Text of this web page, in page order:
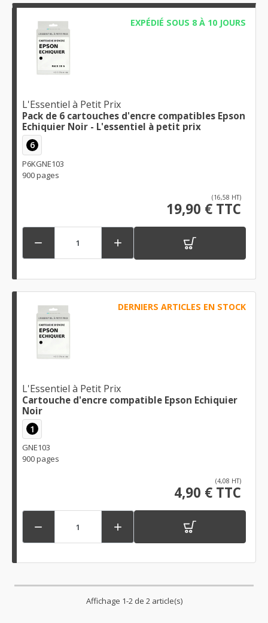
EXPÉDIÉ SOUS 8 À 10 JOURS
L'Essentiel à Petit Prix
Pack de 6 cartouches d'encre compatibles Epson
Echiquier Noir - L'essentiel à petit prix
6
P6KGNE103
900 pages
(16,58 HT)
19,90 € TTC
 
DERNIERS ARTICLES EN STOCK
L'Essentiel à Petit Prix
Cartouche d'encre compatible Epson Echiquier
Noir
1
GNE103
900 pages
(4,08 HT)
4,90 € TTC
 
Affichage 1-2 de 2 article(s)